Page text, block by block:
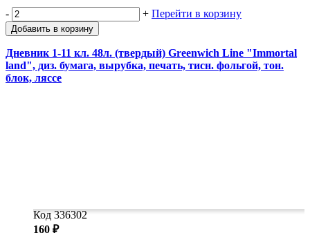
- + Перейти в корзину
Добавить в корзину
Дневник 1-11 кл. 48л. (твердый) Greenwich Line "Immortal
land", диз. бумага, вырубка, печать, тисн. фольгой, тон.
блок, ляссе
Код 336302
160 ₽